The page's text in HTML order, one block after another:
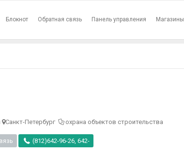
Блокнот Обратная связь Панель управления Магазины
Санкт-Петербург охрана объектов строительства
(812)642-96-26, 642-